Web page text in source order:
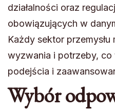
działalności oraz
obowiązujących w
Każdy sektor przemysłu
wyzwania i potrzeby,
podejścia i
Wybór